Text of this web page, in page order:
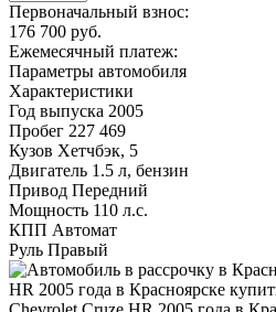
Первоначальный взнос:
176 700 руб.
Ежемесячный платеж:
Параметры автомобиля
Характеристики
Год выпуска 2005
Пробег 227 469
Кузов Хетчбэк, 5
Двигатель 1.5 л, бензин
Привод Передний
Мощность 110 л.с.
КПП Автомат
Руль Правый